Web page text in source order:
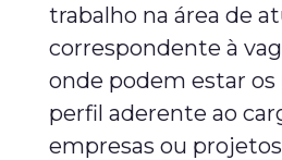
trabalho na área de
correspondente à
onde podem estar
perfil aderente ao
empresas ou